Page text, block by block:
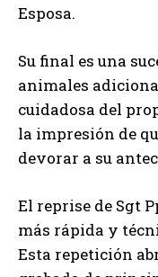
Esposa.
Su final es una
animales
cuidadosa del
la impresión de
devorar a su
El reprise de Sgt
más rápida y
Esta repetición